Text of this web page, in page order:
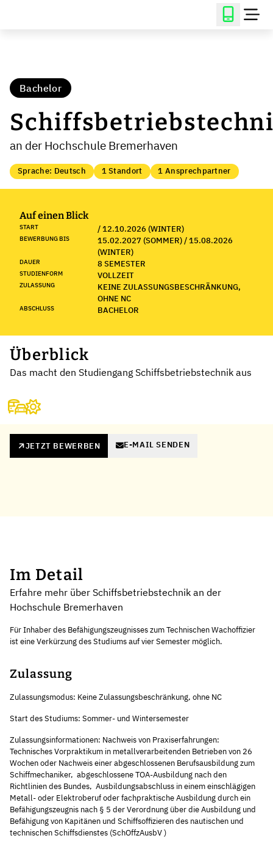
Bachelor
an der Hochschule Bremerhaven
Sprache: Deutsch 1 Standort 1 Ansprechpartner
Auf einen Blick
START / 12.10.2026 (WINTER)
BEWERBUNG BIS
15.02.2027 (SOMMER) / 15.08.2026
(WINTER)
DAUER 8 SEMESTER
STUDIENFORM VOLLZEIT
ZULASSUNG
KEINE ZULASSUNGSBESCHRÄNKUNG,
OHNE NC
ABSCHLUSS BACHELOR
Überblick
Das macht den Studiengang Schiffsbetriebstechnik aus
JETZT BEWERBEN E-MAIL SENDEN
Im Detail
Erfahre mehr über Schiffsbetriebstechnik an der
Hochschule Bremerhaven
Für Inhaber des Befähigungszeugnisses zum Technischen Wachoffizier
ist eine Verkürzung des Studiums auf vier Semester möglich.
Zulassung
Zulassungsmodus: Keine Zulassungsbeschränkung, ohne NC
Start des Studiums: Sommer- und Wintersemester
Zulassungsinformationen: Nachweis von Praxiserfahrungen:
Technisches Vorpraktikum in metallverarbeitenden Betrieben von 26
Wochen oder Nachweis einer abgeschlossenen Berufsausbildung zum
Schiffmechaniker,  abgeschlossene TOA-Ausbildung nach den
Richtlinien des Bundes,  Ausbildungsabschluss in einem einschlägigen
Metall- oder Elektroberuf oder fachpraktische Ausbildung durch ein
Befähigungszeugnis nach § 5 der Verordnung über die Ausbildung und
Befähigung von Kapitänen und Schiffsoffizieren des nautischen und
technischen Schiffsdienstes (SchOffzAusbV )